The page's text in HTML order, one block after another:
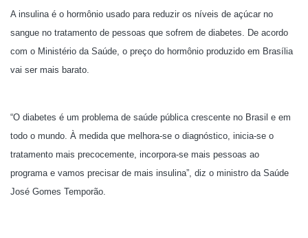
A insulina é o hormônio usado para reduzir os níveis de açúcar no
sangue no tratamento de pessoas que sofrem de diabetes. De acordo
com o Ministério da Saúde, o preço do hormônio produzido em Brasília
vai ser mais barato.
“O diabetes é um problema de saúde pública crescente no Brasil e em
todo o mundo. À medida que melhora-se o diagnóstico, inicia-se o
tratamento mais precocemente, incorpora-se mais pessoas ao
programa e vamos precisar de mais insulina”, diz o ministro da Saúde
José Gomes Temporão.